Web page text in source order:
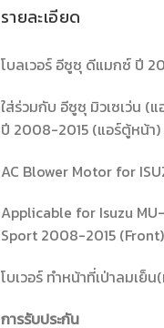
รายละเอียด
โบลเวอร์ อีซูซุ ดีแมกซ์ ปี
ใส่ร่วมกับ อีซูซุ มิวเซเว่น (
ปี 2008-2015 (แอร์ตู้หน้า)
AC Blower Motor for
Applicable for Isuzu
Sport 2008-2015 (Front)
โบเวอร์ ทำหน้าที่เป่าลมเย็
การรับประกัน